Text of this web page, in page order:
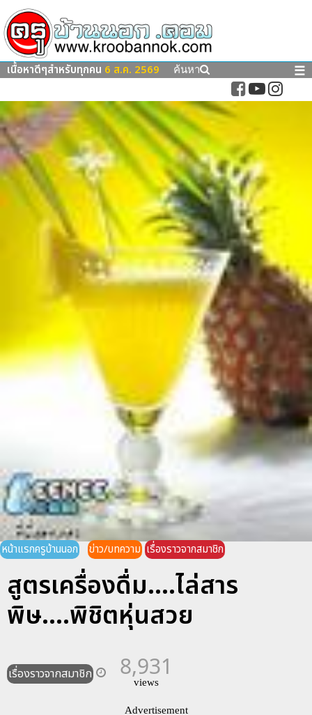
เนื้อหาดีๆสำหรับทุกคน 6 ส.ค. 2569 ค้นหา ☰
หน้าแรกครูบ้านนอก ข่าว/บทความ เรื่องราวจากสมาชิก
สูตรเครื่องดื่ม....ไล่สาร
พิษ....พิชิตหุ่นสวย
เรื่องราวจากสมาชิก 8,931
views
Advertisement